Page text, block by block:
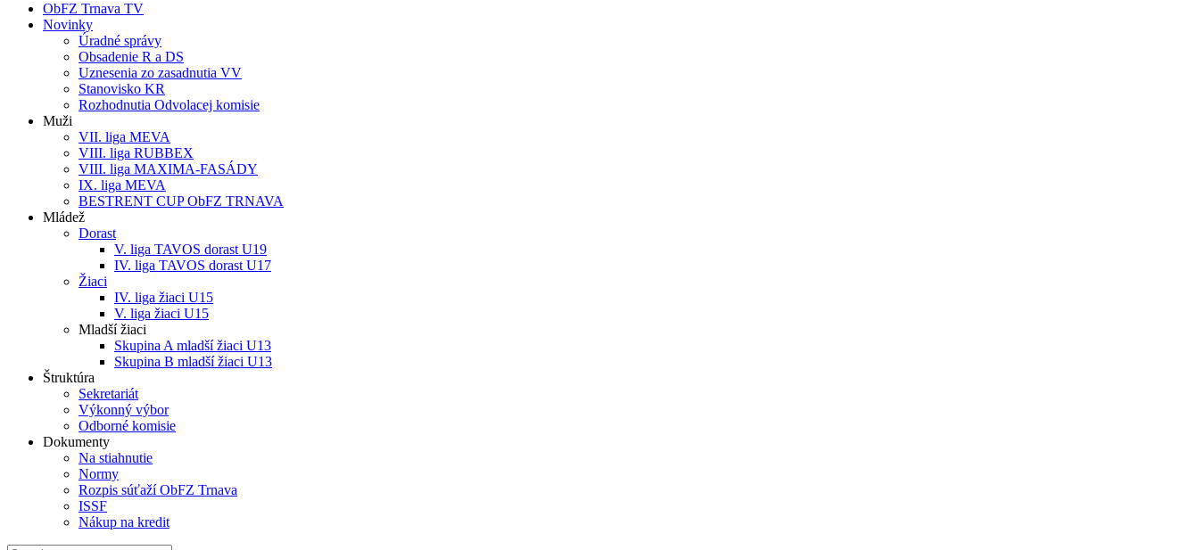
ObFZ Trnava TV
Novinky
Úradné správy
Obsadenie R a DS
Uznesenia zo zasadnutia VV
Stanovisko KR
Rozhodnutia Odvolacej komisie
Muži
VII. liga MEVA
VIII. liga RUBBEX
VIII. liga MAXIMA-FASÁDY
IX. liga MEVA
BESTRENT CUP ObFZ TRNAVA
Mládež
Dorast
V. liga TAVOS dorast U19
IV. liga TAVOS dorast U17
Žiaci
IV. liga žiaci U15
V. liga žiaci U15
Mladší žiaci
Skupina A mladší žiaci U13
Skupina B mladší žiaci U13
Štruktúra
Sekretariát
Výkonný výbor
Odborné komisie
Dokumenty
Na stiahnutie
Normy
Rozpis súťaží ObFZ Trnava
ISSF
Nákup na kredit